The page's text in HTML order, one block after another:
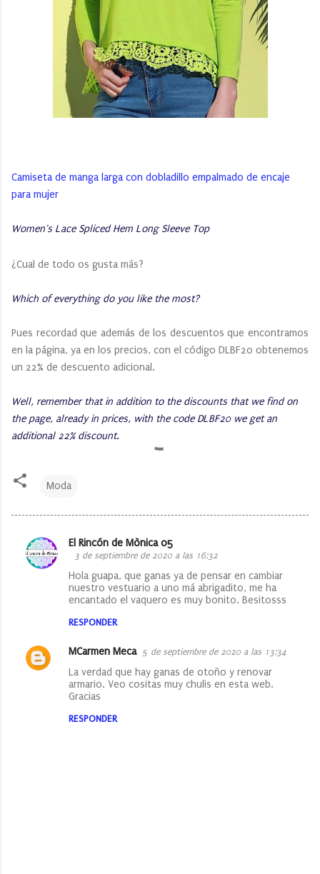
Camiseta de manga larga con dobladillo empalmado de encaje
para mujer
Women's Lace Spliced ​​Hem Long Sleeve Top
¿Cual de todo os gusta más?
Which of everything do you like the most?
Pues recordad que además de los descuentos que encontramos
en la página, ya en los precios, con el código DLBF20 obtenemos
un 22% de descuento adicional.
Well, remember that in addition to the discounts that we find on
the page, already in prices, with the code DLBF20 we get an
additional 22% discount.
Moda
C
t
a
El Rincón de Mònica 05
3 de septiembre de 2020 a las 16:32
Hola guapa, que ganas ya de pensar en cambiar
nuestro vestuario a uno má abrigadito, me ha
encantado el vaquero es muy bonito. Besitosss
RESPONDER
MCarmen Meca 5 de septiembre de 2020 a las 13:34
La verdad que hay ganas de otoño y renovar
armario. Veo cositas muy chulis en esta web.
Gracias
RESPONDER